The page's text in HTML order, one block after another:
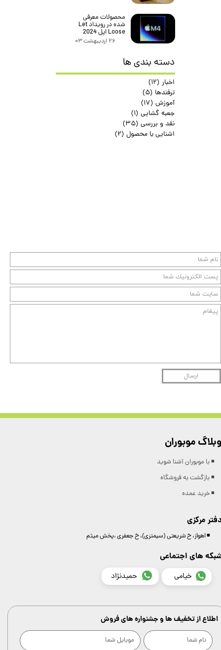
ارسال
محصولات معرفی
شده در رویداد Let
Loose اپل 2024
۲۶ اردیبهشت ۰۳
دسته بندی ها
اخبار (۱۲)
ترفندها (۵)
آموزش (۱۷)
جعبه گشایی (۱)
نقد و بررسی (۳۵)
اشنایی با محصول (۲)
موبوران
◾️ با موبوران آشنا شوید
◾️ بازگشت به فروشگاه
◾️ خرید عمده
مرکزی
◾️ اهواز، خ شریعتی (سیمتری)، خ جعفری ،پخش میثم
های اجتماعی
خیامی حمیدنژاد
اطلاع از تخفیف ها و جشنواره های فروش